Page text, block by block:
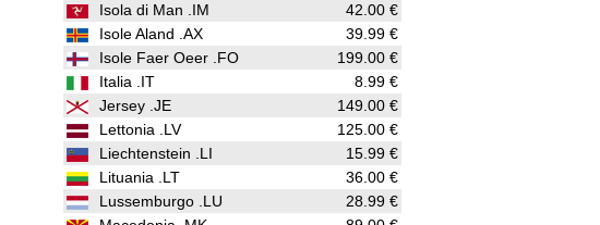
Isola di Man .IM
42.00 €
Isole Aland .AX
39.99 €
Isole Faer Oeer .FO
199.00 €
Italia .IT
8.99 €
Jersey .JE
149.00 €
Lettonia .LV
125.00 €
Liechtenstein .LI
15.99 €
Lituania .LT
36.00 €
Lussemburgo .LU
28.99 €